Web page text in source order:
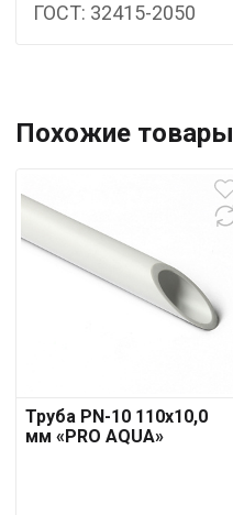
ГОСТ: 32415-2050
Похожие товары
Труба PN-10 110х10,0
мм «PRO AQUA»